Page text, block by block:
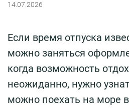
14.07.2026
Если время отпуска
можно заняться
когда возможность
неожиданно, нужно
можно поехать на море